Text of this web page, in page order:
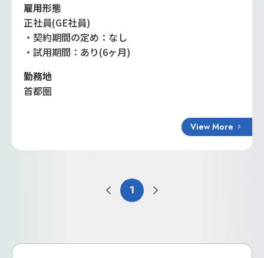
雇用形態
正社員(GE社員)
・契約期間の定め：なし
・試用期間：あり(6ヶ月)
勤務地
首都圏
View More
1